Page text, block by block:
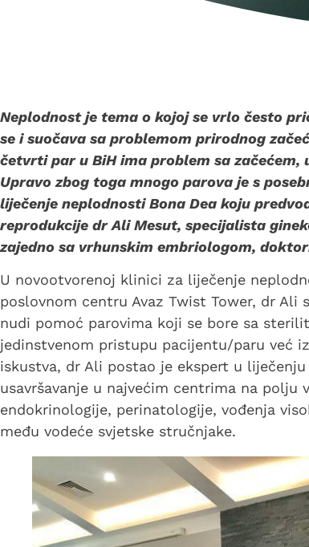
Neplodnost je tema o kojoj se vrlo često
se i suočava sa problemom prirodnog
četvrti par u BiH ima problem sa
Upravo zbog toga mnogo parova je s
liječenje neplodnosti Bona Dea koju
reprodukcije dr Ali Mesut, specijalista
zajedno sa vrhunskim embriologom,
U novootvorenoj klinici za liječenje
poslovnom centru Avaz Twist Tower, dr
nudi pomoć parovima koji se bore sa
jedinstvenom pristupu pacijentu/paru već
iskustva, dr Ali postao je ekspert u
usavršavanje u najvećim centrima na polju
endokrinologije, perinatologije, vođenja
među vodeće svjetske stručnjake.